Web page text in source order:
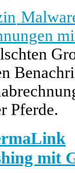
Pferde.
mit